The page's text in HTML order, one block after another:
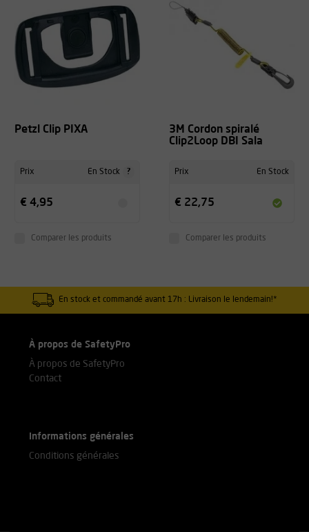
Petzl Clip PIXA
Prix En Stock ?
€ 4,95
Comparer les produits
3M Cordon spiralé
Clip2Loop DBI Sala
Prix En Stock
€ 22,75
Comparer les produits
En stock et commandé avant 17h : Livraison le lendemain!*
À propos de SafetyPro
À propos de SafetyPro
Contact
Informations générales
Conditions générales